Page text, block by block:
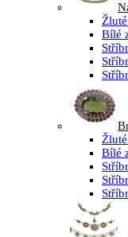
Bílé
Bílé